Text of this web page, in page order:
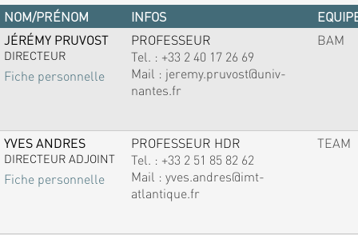
NOM/PRÉNOM INFOS
JÉRÉMY PRUVOST
DIRECTEUR
Fiche personnelle
PROFESSEUR
Tel. : +33 2 40 17 26 69
Mail : jeremy.pruvost@univ-
nantes.fr
BAM
YVES ANDRES
DIRECTEUR ADJOINT
Fiche personnelle
PROFESSEUR HDR
Tel. : +33 2 51 85 82 62
Mail : yves.andres@imt-
atlantique.fr
TEAM